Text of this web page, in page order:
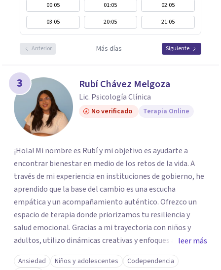
00:05 01:05
02:05
03:05
20:05 21:05
Anterior Más días Siguiente
3 Rubí Chávez Melgoza
Lic. Psicología Clínica
No verificado Terapia Online
¡Hola! Mi nombre es Rubí y mi objetivo es ayudarte a
encontrar bienestar en medio de los retos de la vida. A
través de mi experiencia en instituciones de gobierno, he
aprendido que la base del cambio es una escucha
empática y un acompañamiento auténtico. ​Ofrezco un
espacio de terapia donde priorizamos tu resiliencia y
salud emocional. Gracias a mi trayectoria con niños y
adultos, utilizo dinámicas creativas y enfoques adaptados
a tus necesidades específicas. Estoy aquí para escucharte
y brindarte las herramientas necesarias para fortalecer
leer más
Ansiedad Niños y adolescentes
Codependencia